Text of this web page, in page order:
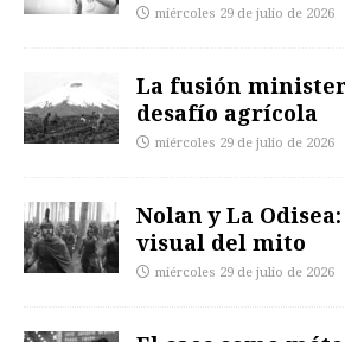
miércoles 29 de julio de 2026
La fusión
desafío agrícola
miércoles 29 de julio de 2026
Nolan y La
visual del mito
miércoles 29 de julio de 2026